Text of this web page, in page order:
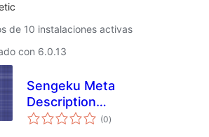
de 10 instalaciones activas
con 6.0.13
Sengeku Meta
Description
Manager
(0total
de
)